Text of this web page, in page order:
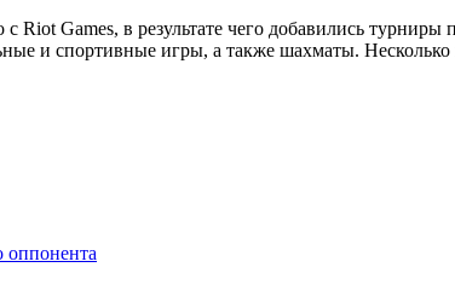
Riot Games, в результате чего добавились
и спортивные игры, а также шахматы. Несколько
оппонента